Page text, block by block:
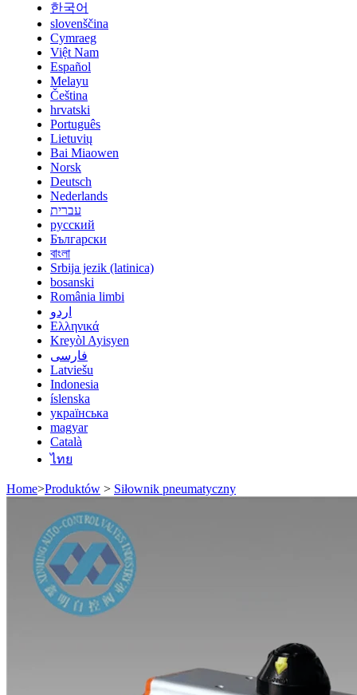
한국어
slovenščina
Cymraeg
Việt Nam
Español
Melayu
Čeština
hrvatski
Português
Lietuvių
Bai Miaowen
Norsk
Deutsch
Nederlands
עברית
русский
Български
বাংলা
Srbija jezik (latinica)
bosanski
România limbi
اردو
Ελληνικά
Kreyòl Ayisyen
فارسی
Latviešu
Indonesia
íslenska
українська
magyar
Català
ไทย
Home>Produktów > Siłownik pneumatyczny